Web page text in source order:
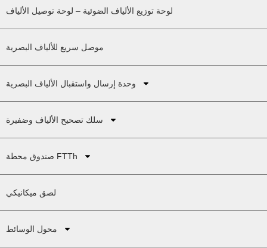
لوحة توزيع الألياف الضوئية – لوحة توصيل الألياف
موصل سريع للألياف البصرية
وحدة إرسال واستقبال الألياف البصرية
سلك تصحيح الألياف وضفيرة
صندوق محطة FTTh
لصق ميكانيكي
محول الوسائط